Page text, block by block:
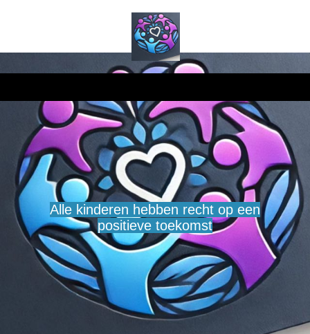
Alle kinderen hebben recht op een
positieve toekomst